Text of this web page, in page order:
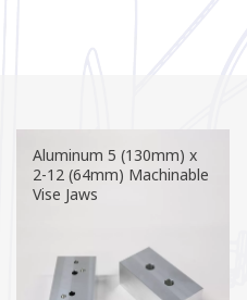
Aluminum 5 (130mm) x
2-12 (64mm) Machinable
Vise Jaws